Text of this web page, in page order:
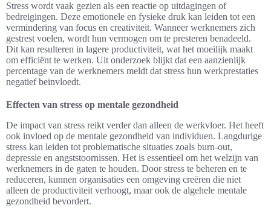
Stress wordt vaak gezien als een reactie op uitdagingen of
bedreigingen. Deze emotionele en fysieke druk kan leiden tot een
vermindering van focus en creativiteit. Wanneer werknemers zich
gestrest voelen, wordt hun vermogen om te presteren benadeeld.
Dit kan resulteren in lagere productiviteit, wat het moeilijk maakt
om efficiënt te werken. Uit onderzoek blijkt dat een aanzienlijk
percentage van de werknemers meldt dat stress hun werkprestaties
negatief beïnvloedt.
Effecten van stress op mentale gezondheid
De impact van stress reikt verder dan alleen de werkvloer. Het heeft
ook invloed op de mentale gezondheid van individuen. Langdurige
stress kan leiden tot problematische situaties zoals burn-out,
depressie en angststoornissen. Het is essentieel om het welzijn van
werknemers in de gaten te houden. Door stress te beheren en te
reduceren, kunnen organisaties een omgeving creëren die niet
alleen de productiviteit verhoogt, maar ook de algehele mentale
gezondheid bevordert.